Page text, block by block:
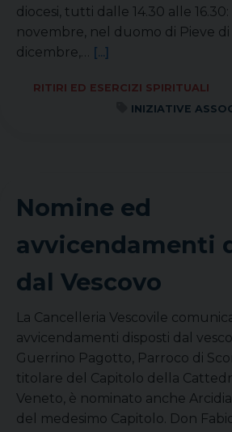
diocesi, tutti dalle 14.30 alle
novembre, nel duomo di Pieve di
dicembre,… [...]
RITIRI ED ESERCIZI SPIRITUALI
INIZIATIVE
Nomine ed
avvicendamenti
dal Vescovo
La Cancelleria Vescovile
avvicendamenti disposti dal
Guerrino Pagotto, Parroco di
titolare del Capitolo della
Veneto, è nominato anche
del medesimo Capitolo. Don